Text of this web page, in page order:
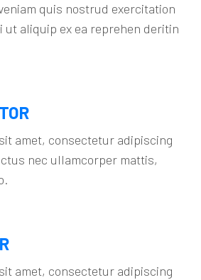
quis nostrud exercitation
ut aliquip ex ea reprehen deritin
amet, consectetur adipiscing
nec ullamcorper mattis,
amet, consectetur adipiscing